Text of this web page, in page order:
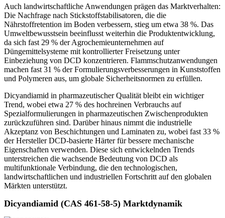
Auch landwirtschaftliche Anwendungen prägen das Marktverhalten:
Die Nachfrage nach Stickstoffstabilisatoren, die die
Nährstoffretention im Boden verbessern, stieg um etwa 38 %. Das
Umweltbewusstsein beeinflusst weiterhin die Produktentwicklung,
da sich fast 29 % der Agrochemieunternehmen auf
Düngemittelsysteme mit kontrollierter Freisetzung unter
Einbeziehung von DCD konzentrieren. Flammschutzanwendungen
machen fast 31 % der Formulierungsverbesserungen in Kunststoffen
und Polymeren aus, um globale Sicherheitsnormen zu erfüllen.
Dicyandiamid in pharmazeutischer Qualität bleibt ein wichtiger
Trend, wobei etwa 27 % des hochreinen Verbrauchs auf
Spezialformulierungen in pharmazeutischen Zwischenprodukten
zurückzuführen sind. Darüber hinaus nimmt die industrielle
Akzeptanz von Beschichtungen und Laminaten zu, wobei fast 33 %
der Hersteller DCD-basierte Härter für bessere mechanische
Eigenschaften verwenden. Diese sich entwickelnden Trends
unterstreichen die wachsende Bedeutung von DCD als
multifunktionale Verbindung, die den technologischen,
landwirtschaftlichen und industriellen Fortschritt auf den globalen
Märkten unterstützt.
Dicyandiamid (CAS 461-58-5) Marktdynamik